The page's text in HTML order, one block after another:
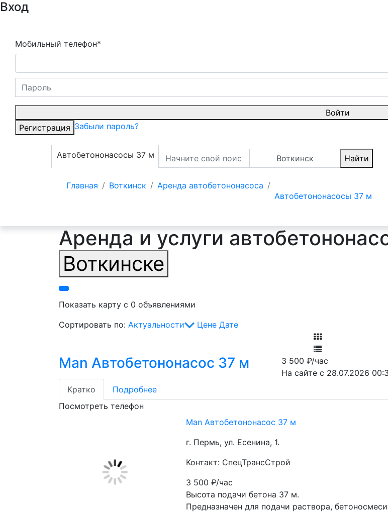
Вход
Мобильный телефон*
Войти
Регистрация Забыли пароль?
Автобетононасосы 37 м Воткинск Найти
Главная Воткинск
Аренда автобетононасоса
Автобетононасосы 37 м
Аренда и услуги
Воткинске
Показать карту с 0 объявлениями
Сортировать по: Актуальности Цене Дате
Man Автобетононасос 37 м 3 500₽/час
На сайте с 28.07.2026
Кратко
Подробнее
Посмотреть телефон
Man Автобетононасос 37 м
г. Пермь, ул. Есенина, 1.
Контакт: СпецТрансСтрой
3 500₽/час
Высота подачи бетона 37 м.
Предназначен для подачи раствора,